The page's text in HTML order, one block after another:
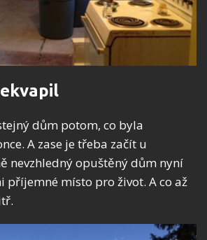
dům potom, co byla
A zase je třeba začít u
nevzhledný opuštěný dům nyní
příjemné místo pro život. A co až